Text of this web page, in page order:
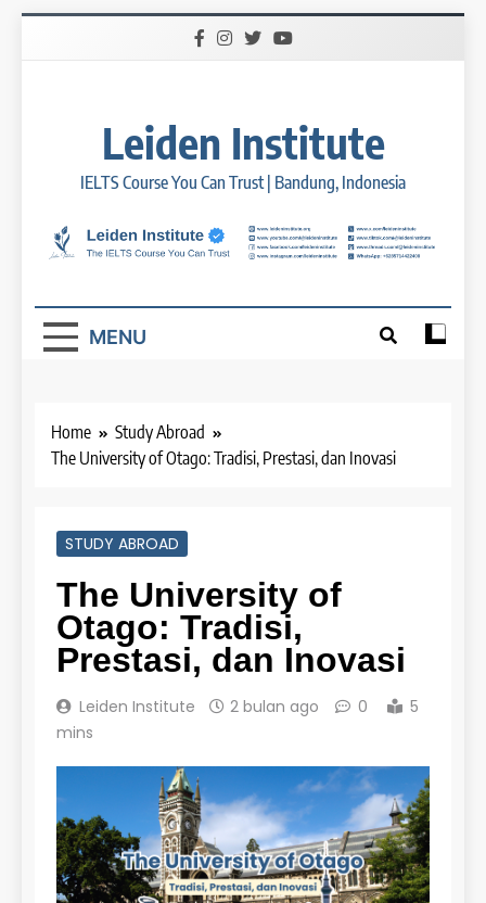
Leiden Institute
IELTS Course You Can Trust | Bandung, Indonesia
MENU
Home
Study Abroad
The University of Otago: Tradisi, Prestasi, dan Inovasi
STUDY ABROAD
The University of
Otago: Tradisi,
Prestasi, dan Inovasi
Leiden Institute 2 bulan ago 0
5
mins